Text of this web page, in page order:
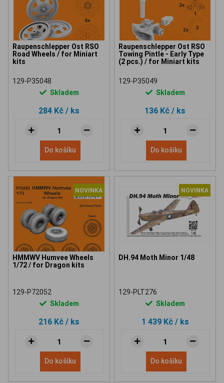
Raupenschlepper Ost RSO
Road Wheels / for Miniart
kits
129-P35048
Skladem
284 Kč / ks
Do košíku
Raupenschlepper Ost RSO
Towing Pintle - Early Type
(2 pcs.) / for Miniart kits
129-P35049
Skladem
136 Kč / ks
Do košíku
NOVINKA
HMMWV Humvee Wheels
1/72 / for Dragon kits
129-P72052
Skladem
216 Kč / ks
Do košíku
NOVINKA
DH.94 Moth Minor 1/48
129-PLT276
Skladem
1 439 Kč / ks
Do košíku